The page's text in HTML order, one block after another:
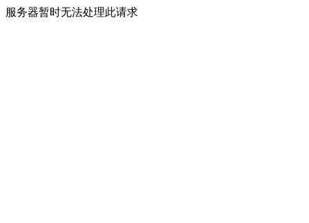
服务器暂时无法处理此请求